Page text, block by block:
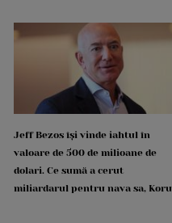
Jeff Bezos își vinde iahtul în
valoare de 500 de milioane de
dolari. Ce sumă a cerut
miliardarul pentru nava sa, Koru